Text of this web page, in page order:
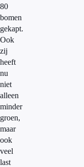
80
bomen
gekapt.
Ook
zij
heeft
nu
niet
alleen
minder
groen,
maar
ook
veel
last